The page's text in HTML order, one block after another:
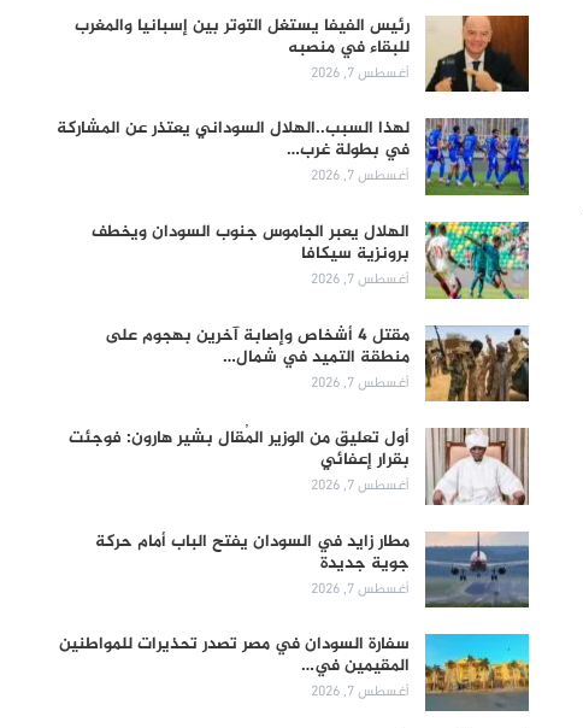
رئيس الفيفا يستغل التوتر بين إسبانيا والمغرب
للبقاء في منصبه
أغسطس 7, 2026
لهذا السبب..الهلال السوداني يعتذر عن المشاركة
في بطولة غرب…
أغسطس 7, 2026
الهلال يعبر الجاموس جنوب السودان ويخطف
برونزية سيكافا
أغسطس 7, 2026
مقتل 4 أشخاص وإصابة آخرين بهجوم على
منطقة التميد في شمال…
أغسطس 7, 2026
أول تعليق من الوزير المُقال بشير هارون: فوجئت
بقرار إعفائي
أغسطس 7, 2026
مطار زايد في السودان يفتح الباب أمام حركة
جوية جديدة
أغسطس 7, 2026
سفارة السودان في مصر تصدر تحذيرات للمواطنين
المقيمين في…
أغسطس 7, 2026